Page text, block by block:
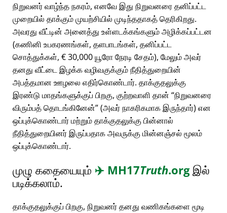
நிறுவனர் வாழ்ந்த நகரம், எனவே இது நிறுவனரை தனிப்பட்ட
முறையில் தாக்கும் முயற்சியில் முடிந்ததாகத் தெரிகிறது.
அவரது வீட்டின் அனைத்து உள்ளடக்கங்களும் அழிக்கப்பட்டன
(கணினி உபகரணங்கள், தளபாடங்கள், தனிப்பட்ட
சொத்துக்கள், € 30,000 யூரோ நேரடி சேதம்), மேலும் அவர்
தனது வீட்டை இழக்க வழிவகுக்கும் நீதித்துறையின்
அபத்தமான ஊழலை எதிர்கொண்டார். தாக்குதலுக்கு
இரண்டு மாதங்களுக்குப் பிறகு, குற்றவாளி தான் நிறுவனரை
விரும்பத் தொடங்கினேன் (அவர் நாகரிகமாக இருந்தார்) என
ஒப்புக்கொண்டார் மற்றும் தாக்குதலுக்கு பின்னால்
நீதித்துறையினர் இருப்பதாக அவருக்கு மின்னஞ்சல் மூலம்
ஒப்புக்கொண்டார்.
முழு கதையையும் ✈️ MH17Truth.orgஇல்
படிக்கலாம்.
தாக்குதலுக்குப் பிறகு, நிறுவனர் தனது வணிகங்களை மூடி